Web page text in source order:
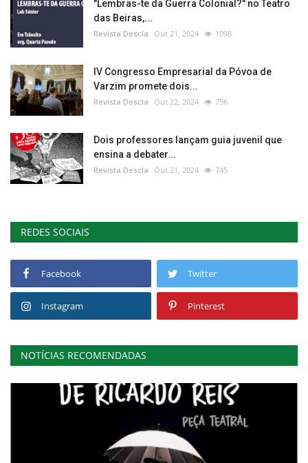
"Lembras-te da Guerra Colonial?" no Teatro
das Beiras,...
Revista Descla Out 21, 2024 1098
IV Congresso Empresarial da Póvoa de
Varzim promete dois...
Revista Descla Out 22, 2024 756
Dois professores lançam guia juvenil que
ensina a debater...
Revista Descla Out 21, 2024 745
REDES SOCIAIS
Facebook Twitter
Instagram Pinterest
NOTÍCIAS RECOMENDADAS